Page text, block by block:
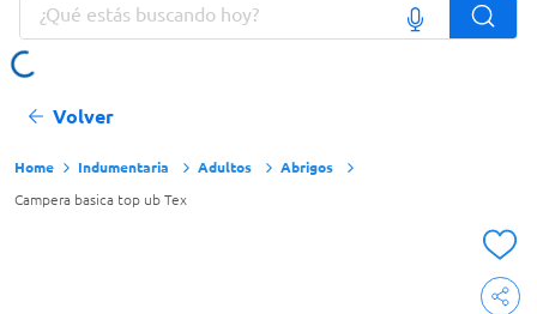
Volver
Indumentaria Adultos Abrigos
Campera basica top ub Tex
Términos más buscados
Yerba
Cerveza
Doves
Papas Fritas